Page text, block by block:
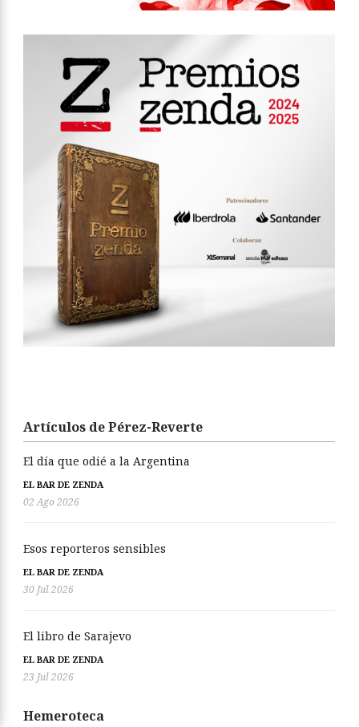
Artículos de Pérez-Reverte
El día que odié a la Argentina
EL BAR DE ZENDA
02 Ago 2026
Esos reporteros sensibles
EL BAR DE ZENDA
30 Jul 2026
El libro de Sarajevo
EL BAR DE ZENDA
23 Jul 2026
Hemeroteca